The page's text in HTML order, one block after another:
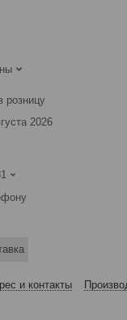
розницу
2026
и контакты